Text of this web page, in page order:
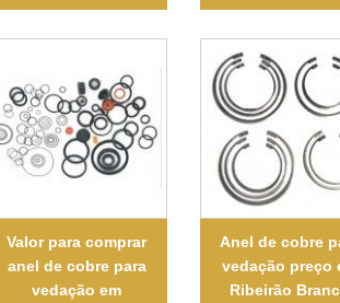
Valor para comprar
anel de cobre para
vedação em
Anel de cobre
vedação preço
Ribeirão